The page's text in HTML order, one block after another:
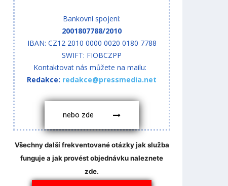
Bankovní spojení:
2001807788/2010
IBAN: CZ12 2010 0000 0020 0180 7788
SWIFT: FIOBCZPP
Kontaktovat nás můžete na mailu:
Redakce: redakce@pressmedia.net
nebo zde
Všechny další frekventované otázky jak služba
funguje a jak provést objednávku naleznete
zde.